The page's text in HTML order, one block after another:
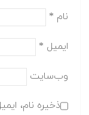
نام *
ایمیل *
وب‌سایت
ذخیره نام،